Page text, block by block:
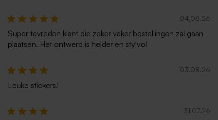
04.08.26
Super tevreden klant die zeker vaker bestellingen zal gaan
plaatsen. Het ontwerp is helder en stylvol
03.08.26
Leuke stickers!
31.07.26